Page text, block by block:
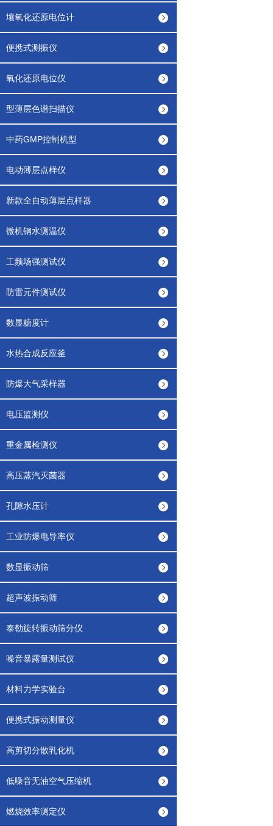
壤氧化还原电位计
便携式测振仪
氧化还原电位仪
型薄层色谱扫描仪
中药GMP控制机型
电动薄层点样仪
新款全自动薄层点样器
微机钢水测温仪
工频场强测试仪
防雷元件测试仪
数显糖度计
水热合成反应釜
防爆大气采样器
电压监测仪
重金属检测仪
高压蒸汽灭菌器
孔隙水压计
工业防爆电导率仪
数显振动筛
超声波振动筛
泰勒旋转振动筛分仪
噪音暴露量测试仪
材料力学实验台
便携式振动测量仪
高剪切分散乳化机
低噪音无油空气压缩机
燃烧效率测定仪